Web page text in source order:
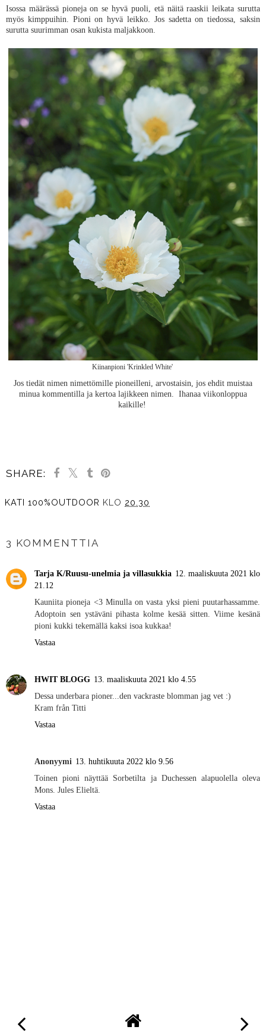
Isossa määrässä pioneja on se hyvä puoli, etä näitä raaskii leikata surutta
myös kimppuihin. Pioni on hyvä leikko. Jos sadetta on tiedossa, saksin
surutta suurimman osan kukista maljakkoon.
Kiinanpioni 'Krinkled White'
Jos tiedät nimen nimettömille pioneilleni, arvostaisin, jos ehdit muistaa
minua kommentilla ja kertoa lajikkeen nimen. Ihanaa viikonloppua
kaikille!
SHARE:
KATI 100%OUTDOOR KLO 20.30
3 KOMMENTTIA
Tarja K/Ruusu-unelmia ja villasukkia 12. maaliskuuta 2021 klo
21.12
Kauniita pioneja <3 Minulla on vasta yksi pieni puutarhassamme.
Adoptoin sen ystäväni pihasta kolme kesää sitten. Viime kesänä
pioni kukki tekemällä kaksi isoa kukkaa!
Vastaa
HWIT BLOGG 13. maaliskuuta 2021 klo 4.55
Dessa underbara pioner...den vackraste blomman jag vet :)
Kram från Titti
Vastaa
Anonyymi 13. huhtikuuta 2022 klo 9.56
Toinen pioni näyttää Sorbetilta ja Duchessen alapuolella oleva
Mons. Jules Elieltä.
Vastaa